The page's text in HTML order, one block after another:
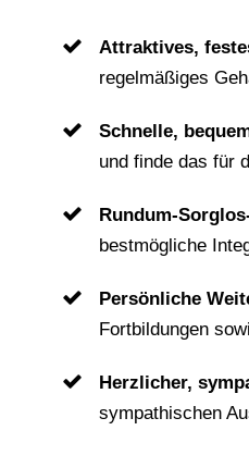
Attraktives,
regelmäßiges
Schnelle,
und finde das für
Rundum-
bestmögliche
Persönliche
Fortbildungen
Herzlicher,
sympathischen